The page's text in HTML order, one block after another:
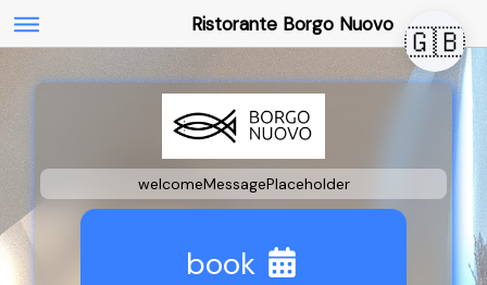
Ristorante Borgo Nuovo
🇬🇧
welcomeMessagePlaceholder
book